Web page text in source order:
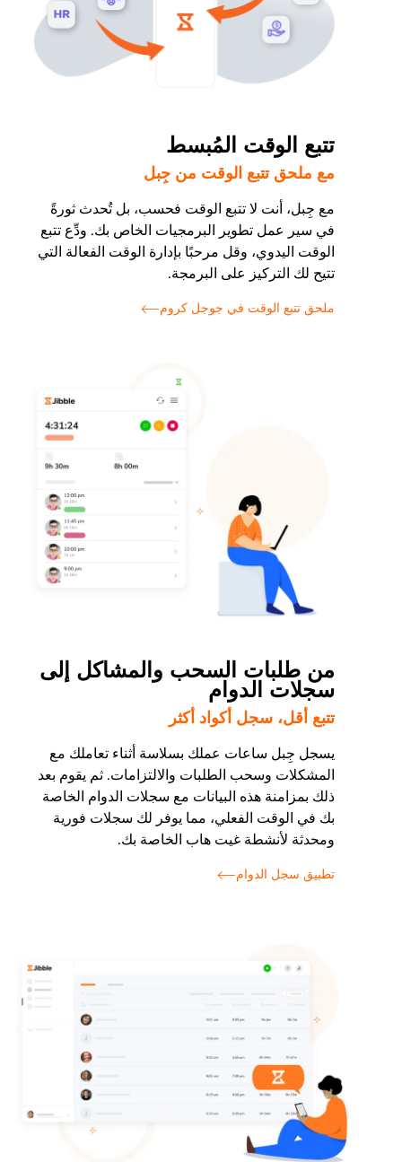
تتبع الوقت المُبسط
مع ملحق تتبع الوقت من جِبل
مع جِبل، أنت لا تتبع الوقت فحسب، بل تُحدث ثورةً
في سير عمل تطوير البرمجيات الخاص بك. ودِّع تتبع
الوقت اليدوي، وقل مرحبًا بإدارة الوقت الفعالة التي
تتيح لك التركيز على البرمجة.
ملحق تتبع الوقت في جوجل كروم
من طلبات السحب والمشاكل إلى
سجلات الدوام
تتبع أقل، سجل أكواد أكثر
يسجل جِبل ساعات عملك بسلاسة أثناء تعاملك مع
المشكلات وسحب الطلبات والالتزامات. ثم يقوم بعد
ذلك بمزامنة هذه البيانات مع سجلات الدوام الخاصة
بك في الوقت الفعلي، مما يوفر لك سجلات فورية
ومحدثة لأنشطة غيت هاب الخاصة بك.
تطبيق سجل الدوام